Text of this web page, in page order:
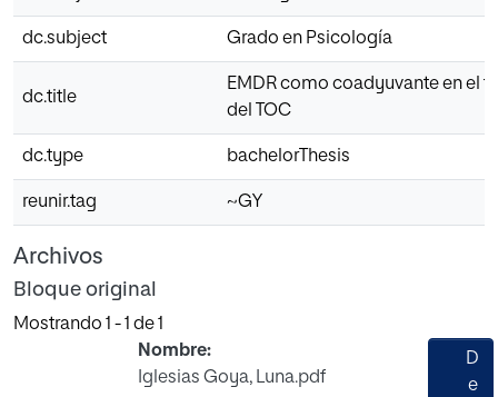
dc.subject Grado en Psicología
dc.title
EMDR como coadyuvante en el
del TOC
dc.type bachelorThesis
reunir.tag ~GY
Archivos
Bloque original
Mostrando 1 - 1 de 1
Nombre:
Iglesias Goya, Luna.pdf
D
e